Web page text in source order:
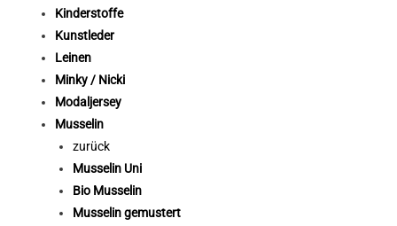
Kinderstoffe
Kunstleder
Leinen
Minky / Nicki
Modaljersey
Musselin
zurück
Musselin Uni
Bio Musselin
Musselin gemustert